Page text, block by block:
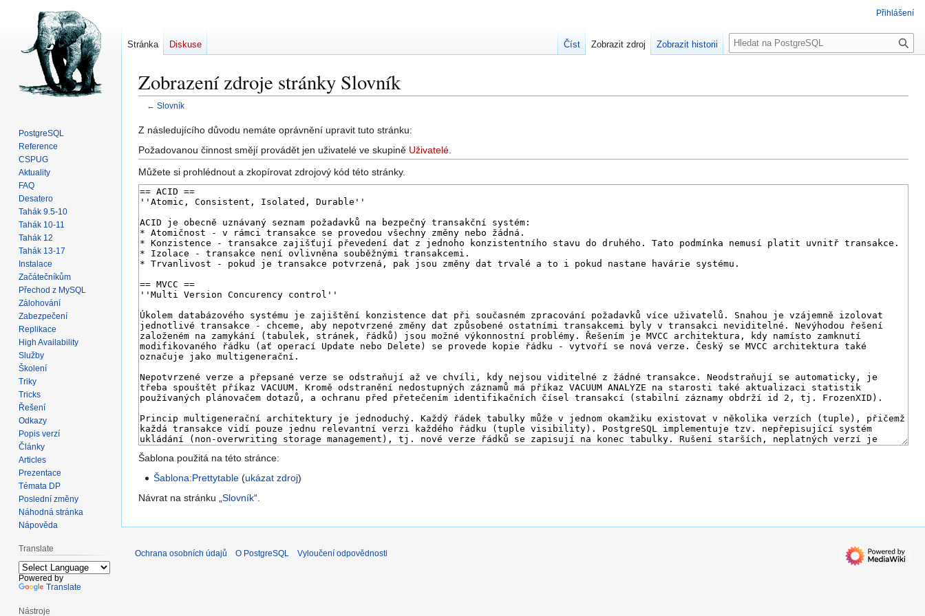
Zobrazení zdroje stránky Slovník
← Slovník
Skočit
na
navigaci
Skočit
na
vyhledávání
Z následujícího důvodu nemáte oprávnění upravit tuto stránku:
Požadovanou činnost smějí provádět jen uživatelé ve skupině Uživatelé
Můžete si prohlédnout a zkopírovat zdrojový kód této stránky.
Šablona použitá na této stránce:
Šablona:Prettytable (ukázat zdroj)
Návrat na stránku „ Slovník“.
Přihlášení
Stránka Diskuse Číst Zobrazit zdroj Zobrazit historii
H
l
a
PostgreSQL
Reference
CSPUG
Aktuality
FAQ
Desatero
Tahák 9.5-10
Tahák 10-11
Tahák 12
Tahák 13-17
Instalace
Začátečníkům
Přechod z MySQL
Zálohování
Zabezpečení
Replikace
High Availability
Služby
Školení
Triky
Tricks
Řešení
Odkazy
Popis verzí
Články
Articles
Prezentace
Témata DP
Poslední změny
Náhodná stránka
Nápověda
Translate
Powered by
Translate
Nástroje
Ochrana osobních údajů O PostgreSQL Vyloučení odpovědnosti